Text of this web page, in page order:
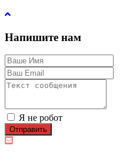
Напишите нам
Я не робот
Отправить